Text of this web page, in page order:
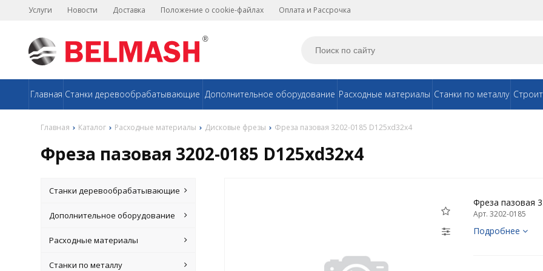
Услуги Новости Доставка Положение о cookie-файлах Оплата и Рассрочка
Главная Станки деревообрабатывающие Дополнительное оборудование Расходные материалы Станки по металлу
Главная Каталог Расходные материалы Дисковые фрезы Фреза пазовая 3202-0185 D125xd32x4
Фреза пазовая 3202-0185 D125xd32x4
Станки деревообрабатывающие
Дополнительное оборудование
Расходные материалы
Станки по металлу
Фреза пазовая
Арт. 3202-0185
Подробнее